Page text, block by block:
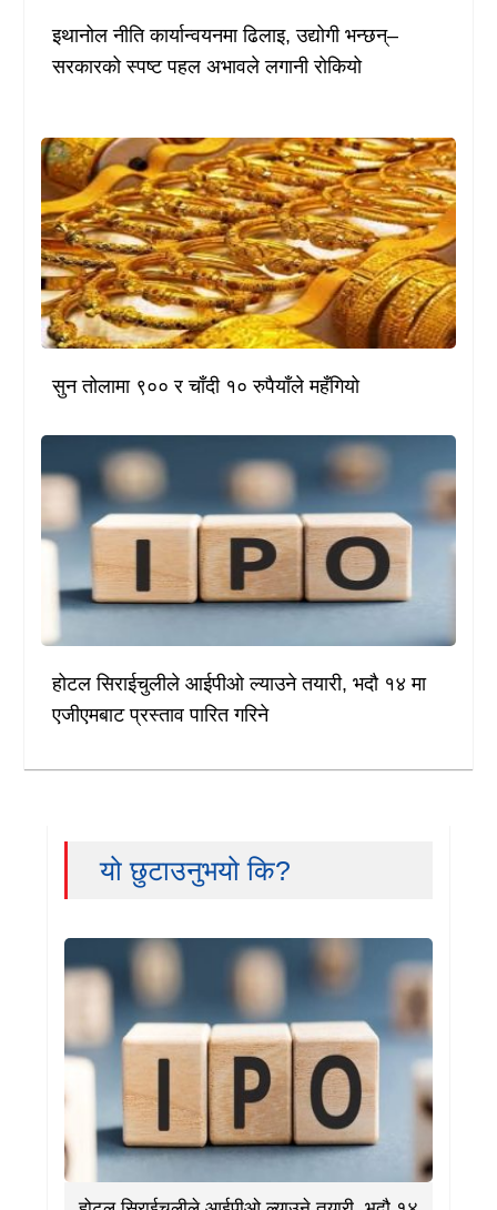
इथानोल नीति कार्यान्वयनमा ढिलाइ, उद्योगी भन्छन्–
सरकारको स्पष्ट पहल अभावले लगानी रोकियो
सुन तोलामा ९०० र चाँदी १० रुपैयाँले महँगियो
होटल सिराईचुलीले आईपीओ ल्याउने तयारी, भदौ १४ मा
एजीएमबाट प्रस्ताव पारित गरिने
यो छुटाउनुभयो कि?